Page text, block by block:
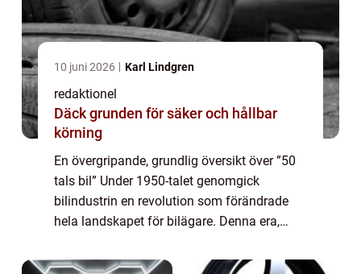
10 juni 2026 Karl Lindgren
redaktionel
Däck grunden för säker och hållbar
körning
En övergripande, grundlig översikt över ”50
tals bil” Under 1950-talet genomgick
bilindustrin en revolution som förändrade
hela landskapet för bilägare. Denna era,
introducerade ett flertal ikoni...